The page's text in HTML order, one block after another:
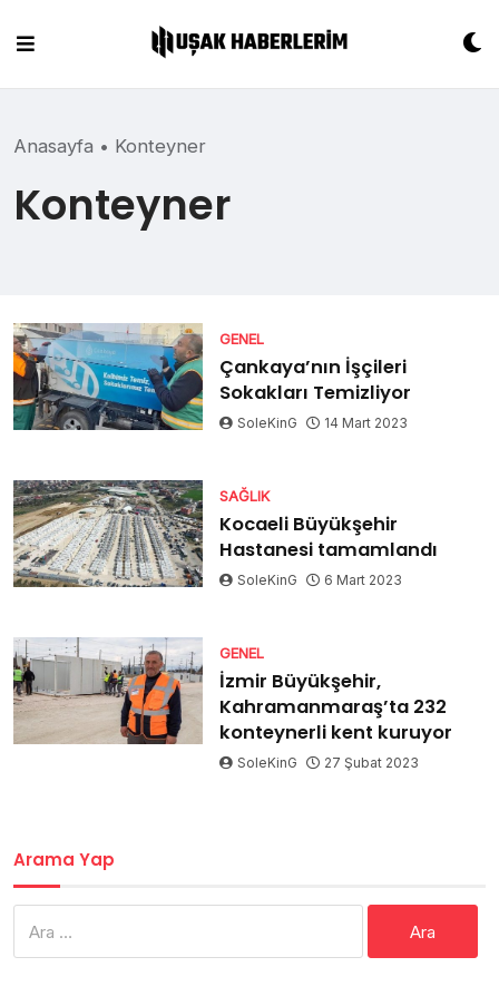
content
Anasayfa • Konteyner
Konteyner
GENEL
Çankaya’nın İşçileri
Sokakları Temizliyor
SoleKinG 14 Mart 2023
SAĞLIK
Kocaeli Büyükşehir
Hastanesi tamamlandı
SoleKinG 6 Mart 2023
GENEL
İzmir Büyükşehir,
Kahramanmaraş’ta 232
konteynerli kent kuruyor
SoleKinG 27 Şubat 2023
Arama Yap